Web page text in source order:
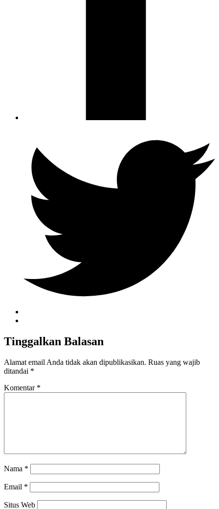
Tinggalkan Balasan
Alamat email Anda tidak akan dipublikasikan. Ruas yang wajib
ditandai *
Komentar *
Nama *
Email *
Situs Web